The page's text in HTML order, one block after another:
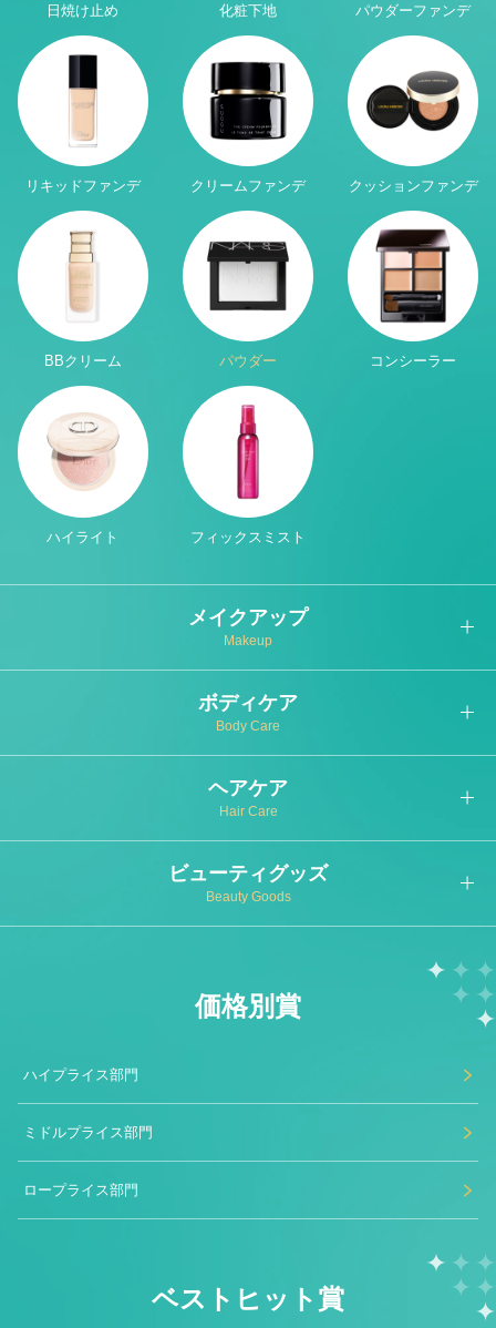
日焼け止め 化粧下地 パウダーファンデ
リキッドファンデ クリームファンデ クッションファンデ
BBクリーム パウダー コンシーラー
ハイライト フィックスミスト
メイクアップ
Makeup
ボディケア
Body Care
ヘアケア
Hair Care
ビューティグッズ
Beauty Goods
価格別賞
ハイプライス部門
ミドルプライス部門
ロープライス部門
ベストヒット賞